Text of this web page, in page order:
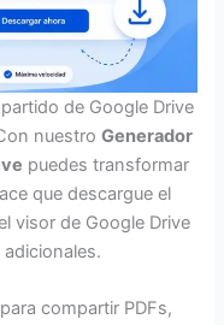
de Google Drive
nuestroGenerador
puedes transformar
que descargue el
visor de Google Drive
compartir PDFs,